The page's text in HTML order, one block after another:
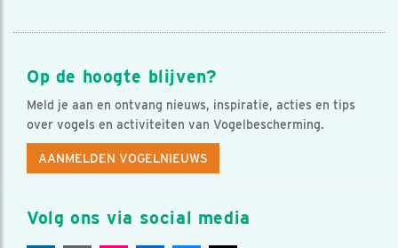
Op de hoogte blijven?
Meld je aan en ontvang nieuws, inspiratie, acties en tips
over vogels en activiteiten van Vogelbescherming.
AANMELDEN VOGELNIEUWS
Volg ons via social media